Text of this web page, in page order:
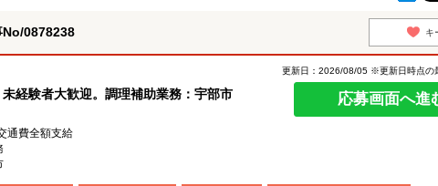
No/0878238 キ
経験者大歓迎。調理補助業務：宇部市
更新日：2026/08/05 ※更新日時点の
応募画面へ進
通費全額支給